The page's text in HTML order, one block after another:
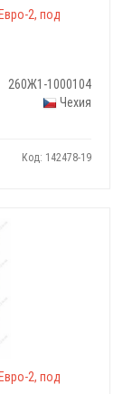
2, под
260Ж1-1000104
Чехия
Код: 142478-19
2, под